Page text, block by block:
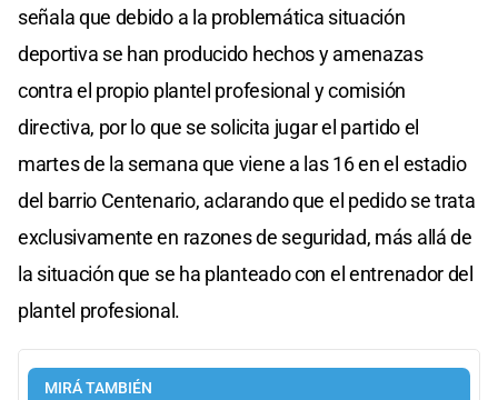
señala que debido a la problemática situación
deportiva se han producido hechos y amenazas
contra el propio plantel profesional y comisión
directiva, por lo que se solicita jugar el partido el
martes de la semana que viene a las 16 en el estadio
del barrio Centenario, aclarando que el pedido se trata
exclusivamente en razones de seguridad, más allá de
la situación que se ha planteado con el entrenador del
plantel profesional.
MIRÁ TAMBIÉN